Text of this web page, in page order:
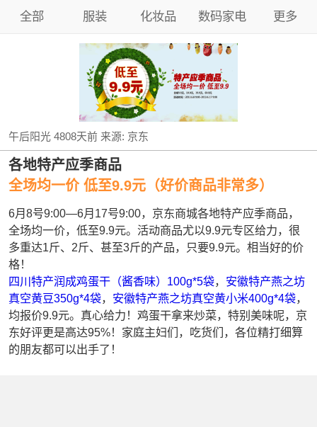
全部 服装 化妆品 数码家电 更多
午后阳光 4808天前来源: 京东
各地特产应季商品
全场均一价 低至9.9元（好价商品非常多）
6月8号9:00—6月17号9:00，京东商城各地特产应季商品，
全场均一价，低至9.9元。活动商品尤以9.9元专区给力，很
多重达1斤、2斤、甚至3斤的产品，只要9.9元。相当好的价
格！
四川特产润成鸡蛋干（酱香味）100g*5袋， 安徽特产燕之坊
真空黄豆350g*4袋， 安徽特产燕之坊真空黄小米400g*4袋，
均报价9.9元。真心给力！鸡蛋干拿来炒菜，特别美味呢，京
东好评更是高达95%！家庭主妇们，吃货们，各位精打细算
的朋友都可以出手了！